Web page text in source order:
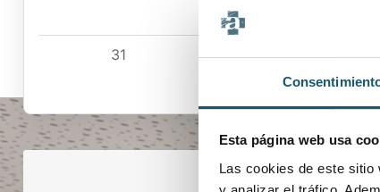
Esta página web usa
Las cookies de este sitio
31 1